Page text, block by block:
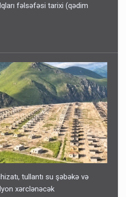
fəlsəfəsi tarixi (qədim
tullantı su şəbəkə və
xərclənəcək